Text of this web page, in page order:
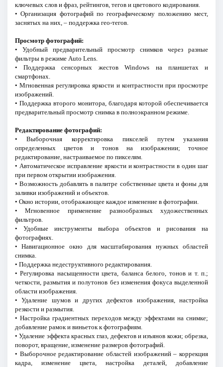
ключевых слов и фраз, рейтингов, тегов и цветового кодирования.
• Организация фотографий по географическому положению мест,
заснятых на них, – поддержка гео-тегов.
Просмотр фотографий:
• Удобный предварительный просмотр снимков через разные
фильтры в режиме Auto Lens.
• Поддержка сенсорных жестов Windows на планшетах и
смартфонах.
• Мгновенная регулировка яркости и контрастности при просмотре
изображений.
• Поддержка второго монитора, благодаря которой обеспечивается
предварительный просмотр снимка в полноэкранном режиме.
Редактирование фотографий:
• Выборочная корректировка пикселей путем указания
определенных цветов и тонов на изображении; точное
редактирование, настраиваемое по пикселям.
• Автоматическое исправление яркости и контрастности в один шаг
при первом открытии изображения.
• Возможность добавлять в палитре собственные цвета и фоны для
заливки изображений и объектов.
• Окно истории, отображающее каждое изменение в фотографии.
• Мгновенное применение разнообразных художественных
фильтров.
• Удобные инструменты выбора объектов и рисования на
фотографиях.
• Навигационное окно для масштабирования нужных областей
снимка.
• Поддержка недеструктивного редактирования.
• Регулировка насыщенности цвета, баланса белого, тонов и т. п.;
четкости, размытия и полутонов без изменения фокуса выделенной
области изображения.
• Удаление шумов и других дефектов изображения, настройка
резкости и размытия.
• Настройка градиентных переходов между эффектами на снимке;
добавление рамок и виньеток к фотографиям.
• Удаление эффекта красных глаз, дефектов и изъянов кожи; обрезка,
поворот, вращение, изменение размеров фотографий.
• Выборочное редактирование областей изображений – коррекция
кадра, изменение цвета, настройка деталей, добавление